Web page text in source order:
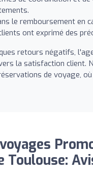
le remboursement en
ont exprimé des
retours négatifs,
la satisfaction client.
de voyage,
Toulouse: